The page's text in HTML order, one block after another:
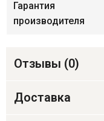
Гарантия
производителя
Отзывы (0)
Доставка